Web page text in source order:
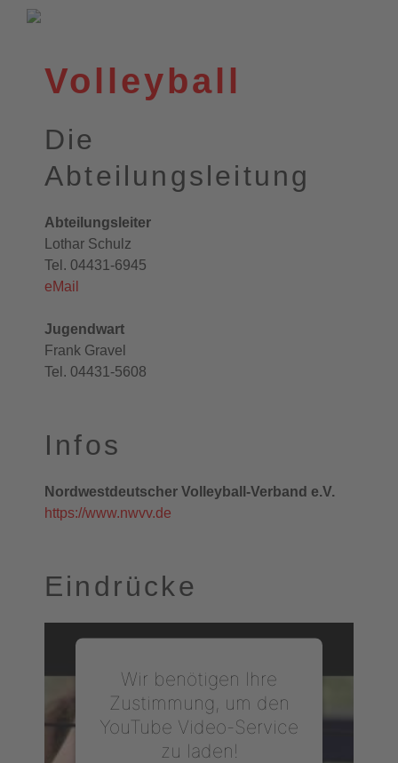
Volleyball
Die
Abteilungsleitung
Abteilungsleiter
Lothar Schulz
Tel. 04431-6945
eMail
Jugendwart
Frank Gravel
Tel. 04431-5608
Infos
Nordwestdeutscher Volleyball-Verband e.V.
https://www.nwvv.de
Eindrücke
Wir benötigen Ihre
Zustimmung, um den
YouTube Video-Service
zu laden!